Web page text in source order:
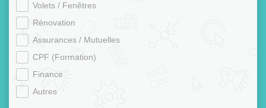
Volets / Fenêtres
Rénovation
Assurances / Mutuelles
CPF (Formation)
Finance
Autres